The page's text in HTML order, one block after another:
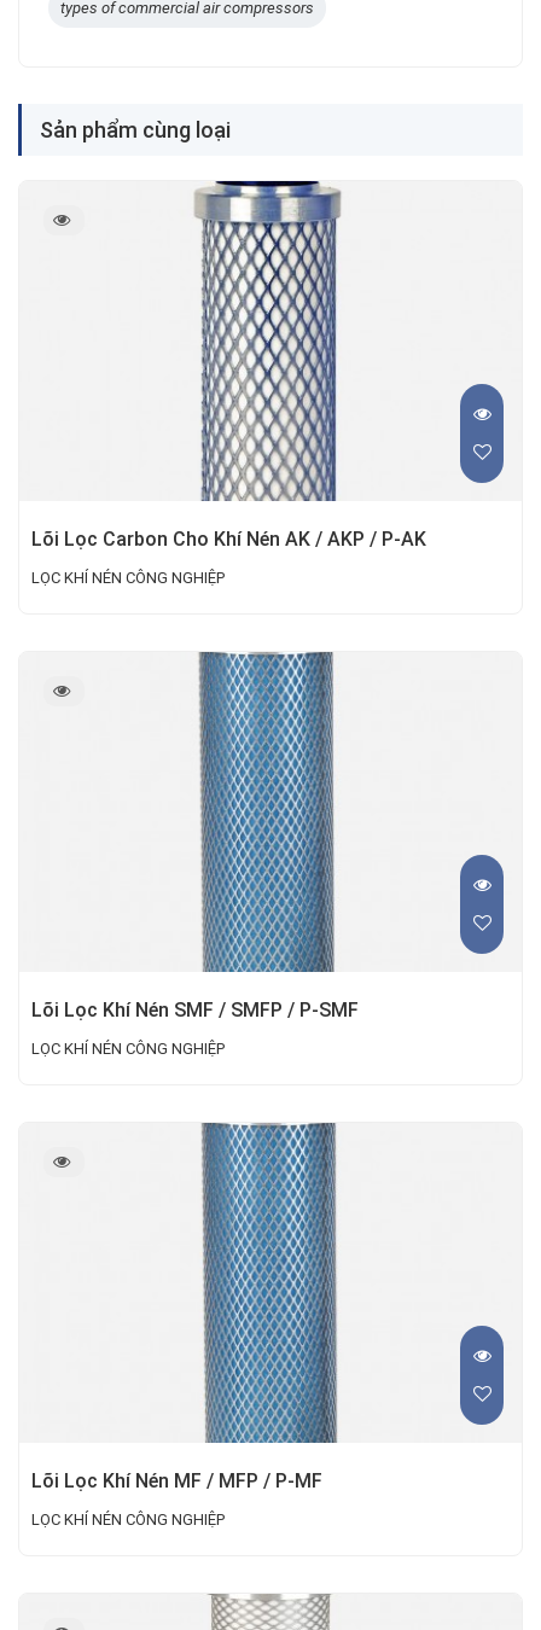
types of commercial air compressors
Sản phẩm cùng loại
Lõi Lọc Carbon Cho Khí Nén AK / AKP / P-AK
LỌC KHÍ NÉN CÔNG NGHIỆP
Lõi Lọc Khí Nén SMF / SMFP / P-SMF
LỌC KHÍ NÉN CÔNG NGHIỆP
Lõi Lọc Khí Nén MF / MFP / P-MF
LỌC KHÍ NÉN CÔNG NGHIỆP